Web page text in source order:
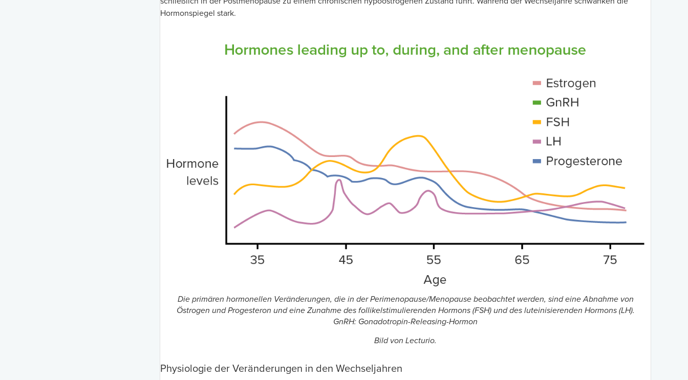
Hormonspiegel stark.
Die primären hormonellen Veränderungen, die in der Perimenopause/Menopause beobachtet werden, sind eine Abnahme von
Östrogen und Progesteron und eine Zunahme des follikelstimulierenden Hormons (FSH) und des luteinisierenden Hormons (LH).
GnRH: Gonadotropin-Releasing-Hormon
Bild von Lecturio.
Physiologie der Veränderungen in den Wechseljahren